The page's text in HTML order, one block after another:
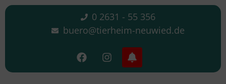
0 2631 - 55 356
buero@tierheim-neuwied.de